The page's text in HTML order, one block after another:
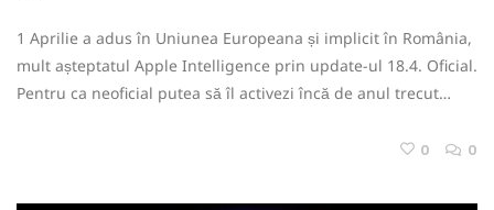
1 Aprilie a adus în Uniunea Europeana și implicit în România,
mult așteptatul Apple Intelligence prin update-ul 18.4. Oficial.
Pentru ca neoficial putea să îl activezi încă de anul trecut…
0 0